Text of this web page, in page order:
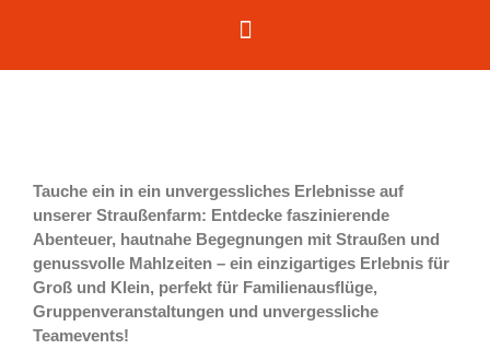
Tauche ein in ein unvergessliches Erlebnisse auf
unserer Straußenfarm: Entdecke faszinierende
Abenteuer, hautnahe Begegnungen mit Straußen und
genussvolle Mahlzeiten – ein einzigartiges Erlebnis für
Groß und Klein, perfekt für Familienausflüge,
Gruppenveranstaltungen und unvergessliche
Teamevents!